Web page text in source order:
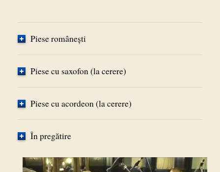
Piese româneşti
Piese cu saxofon (la cerere)
Piese cu acordeon (la cerere)
În pregătire